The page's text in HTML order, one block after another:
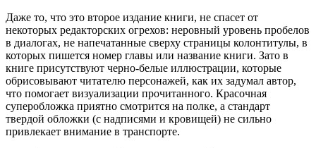
Даже то, что это второе издание книги, не спасет от
некоторых редакторских огрехов: неровный уровень пробелов
в диалогах, не напечатанные сверху страницы колонтитулы, в
которых пишется номер главы или название книги. Зато в
книге присутствуют черно-белые иллюстрации, которые
обрисовывают читателю персонажей, как их задумал автор,
что помогает визуализации прочитанного. Красочная
суперобложка приятно смотрится на полке, а стандарт
твердой обложки (с надписями и кровищей) не сильно
привлекает внимание в транспорте.